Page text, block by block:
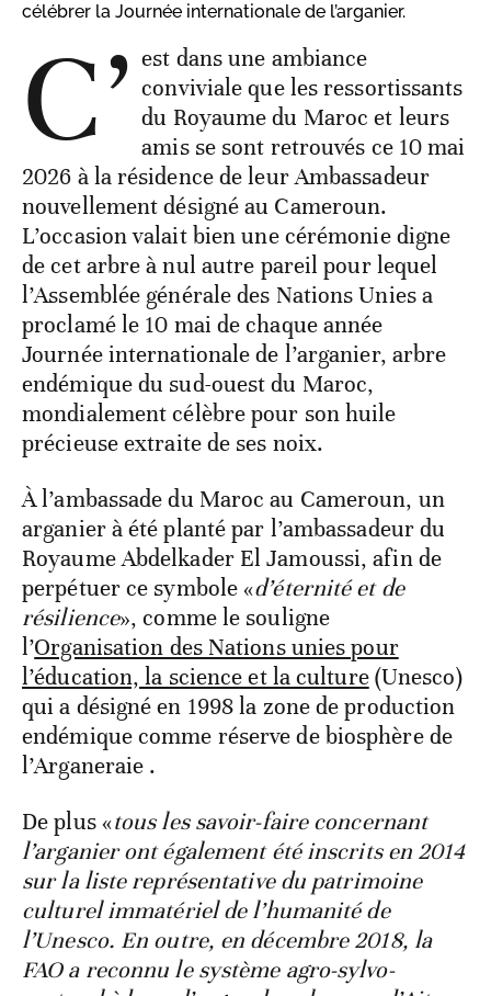
célébrer la Journée internationale de l’arganier.
C’ est dans une ambiance
conviviale que les ressortissants
du Royaume du Maroc et leurs
amis se sont retrouvés ce 10 mai
2026 à la résidence de leur Ambassadeur
nouvellement désigné au Cameroun.
L’occasion valait bien une cérémonie digne
de cet arbre à nul autre pareil pour lequel
l’Assemblée générale des Nations Unies a
proclamé le 10 mai de chaque année
Journée internationale de l’arganier, arbre
endémique du sud-ouest du Maroc,
mondialement célèbre pour son huile
précieuse extraite de ses noix.
À l’ambassade du Maroc au Cameroun, un
arganier à été planté par l’ambassadeur du
Royaume Abdelkader El Jamoussi, afin de
perpétuer ce symbole «d’éternité et de
résilience», comme le souligne
l’Organisation des Nations unies pour
l’éducation, la science et la culture(Unesco)
qui a désigné en 1998 la zone de production
endémique comme réserve de biosphère de
l’Arganeraie .
De plus «tous les savoir-faire concernant
l’arganier ont également été inscrits en 2014
sur la liste représentative du patrimoine
culturel immatériel de l’humanité de
l’Unesco. En outre, en décembre 2018, la
FAO a reconnu le système agro-sylvo-